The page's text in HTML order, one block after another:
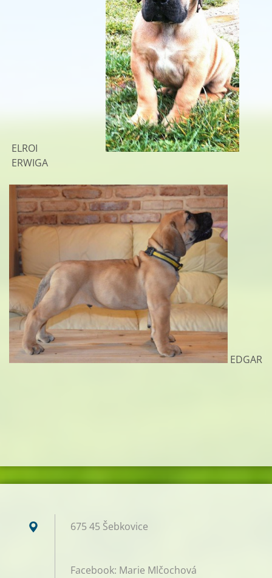
ELROI
ERWIGA
EDGAR
675 45 Šebkovice
Facebook: Marie Mlčochová